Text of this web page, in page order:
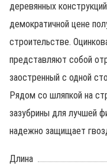
деревянных
демократичной цене
строительстве.
представляют собой
заостренный с одной
Рядом со шляпкой на
зазубрины для лучшей
надежно защищает
Длина